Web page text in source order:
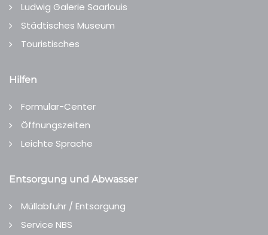
Ludwig Galerie Saarlouis
Städtisches Museum
Touristisches
Hilfen
Formular-Center
Öffnungszeiten
Leichte Sprache
Entsorgung und Abwasser
Müllabfuhr / Entsorgung
Service NBS